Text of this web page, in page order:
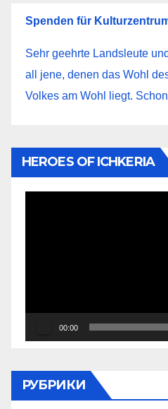
Spenden für
Sehr geehrte Landsleute
all jene, denen das Wohl
Volkes am Wohl liegt.
HEROES OF ICHKERIA
00:00
РУБРИКИ